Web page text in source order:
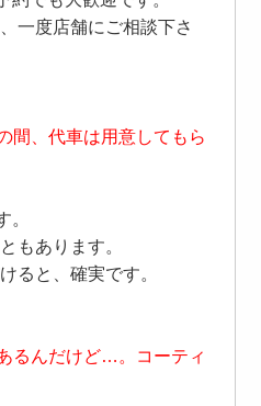
一度店舗にご相談下さ
間、代車は用意してもら
。
もあります。
ると、確実です。
るんだけど…。コーティ